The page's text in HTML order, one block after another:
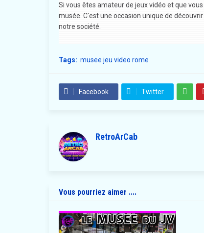
Si vous êtes amateur de jeux vidéo et que
musée. C'est une occasion unique de
notre société.
Tags: musee jeu video rome
Facebook Twitter
RetroArCab
Vous pourriez aimer ....